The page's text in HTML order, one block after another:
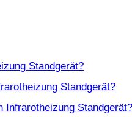
Standgerät?
Standgerät?
Infrarotheizung